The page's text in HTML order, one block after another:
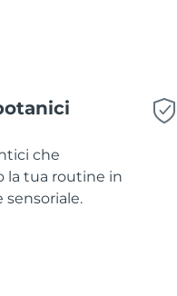
che
la tua routine in
sensoriale.